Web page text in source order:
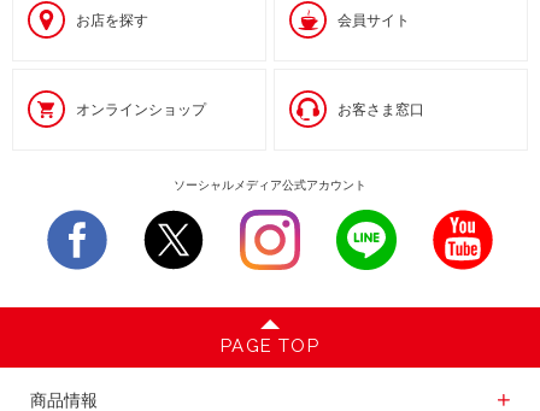
お店を探す 会員サイト
オンラインショップ お客さま窓口
ソーシャルメディア公式アカウント
PAGE TOP
商品情報
商品情報一覧